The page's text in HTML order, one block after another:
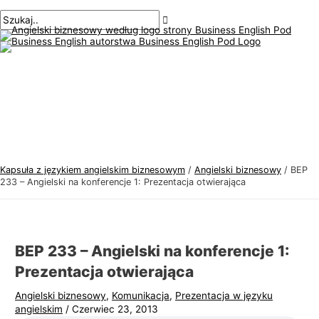
do
treści
główne
Kapsuła z językiem angielskim biznesowym / Angielski biznesowy / BEP
233 – Angielski na konferencje 1: Prezentacja otwierająca
BEP 233 – Angielski na konferencje 1:
Prezentacja otwierająca
Angielski biznesowy, Komunikacja, Prezentacja w języku
angielskim /Czerwiec 23, 2013
po
wpisach
tutaj..
mail*
T
e
m
ę
a
a
n
g
S
z
u